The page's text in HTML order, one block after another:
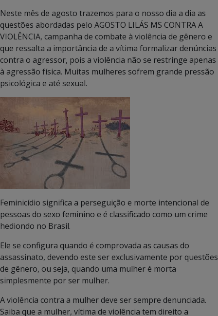
Neste mês de agosto trazemos para o nosso dia a dia as
questões abordadas pelo AGOSTO LILÁS MS CONTRA A
VIOLÊNCIA, campanha de combate à violência de gênero e
que ressalta a importância de a vítima formalizar denúncias
contra o agressor, pois a violência não se restringe apenas
à agressão física. Muitas mulheres sofrem grande pressão
psicológica e até sexual.
Feminicídio significa a perseguição e morte intencional de
pessoas do sexo feminino e é classificado como um crime
hediondo no Brasil.
Ele se configura quando é comprovada as causas do
assassinato, devendo este ser exclusivamente por questões
de gênero, ou seja, quando uma mulher é morta
simplesmente por ser mulher.
A violência contra a mulher deve ser sempre denunciada.
Saiba que a mulher, vítima de violência tem direito a